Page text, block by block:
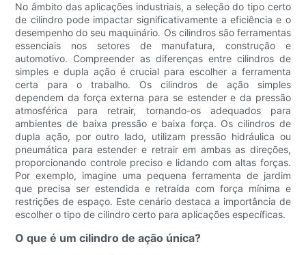
No âmbito das aplicações industriais, a seleção do tipo certo
de cilindro pode impactar significativamente a eficiência e o
desempenho do seu maquinário. Os cilindros são ferramentas
essenciais nos setores de manufatura, construção e
automotivo. Compreender as diferenças entre cilindros de
simples e dupla ação é crucial para escolher a ferramenta
certa para o trabalho. Os cilindros de ação simples
dependem da força externa para se estender e da pressão
atmosférica para retrair, tornando-os adequados para
ambientes de baixa pressão e baixa força. Os cilindros de
dupla ação, por outro lado, utilizam pressão hidráulica ou
pneumática para estender e retrair em ambas as direções,
proporcionando controle preciso e lidando com altas forças.
Por exemplo, imagine uma pequena ferramenta de jardim
que precisa ser estendida e retraída com força mínima e
restrições de espaço. Este cenário destaca a importância de
escolher o tipo de cilindro certo para aplicações específicas.
O que é um cilindro de ação única?